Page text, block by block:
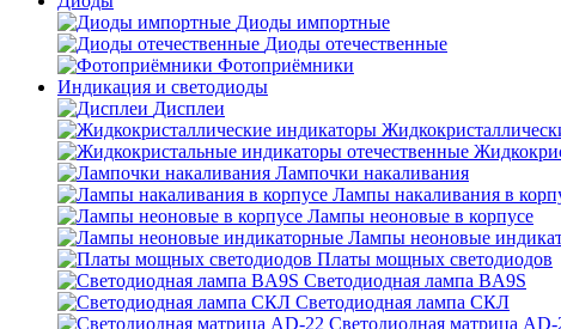
Диоды импортные
Диоды отечественные
Фотоприёмники
Индикация и светодиоды
Дисплеи
Лампочки накаливания
Лампы накаливания в
Лампы неоновые в корпусе
Лампы неоновые
Платы мощных светодиодов
Светодиодная лампа BA9S
Светодиодная лампа СКЛ
Светодиодная матрица AD-